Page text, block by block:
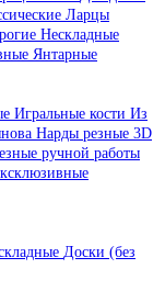
Ларцы
Нескладные
Янтарные
Игральные кости Из
Нарды резные 3D
ручной работы
Доски (без